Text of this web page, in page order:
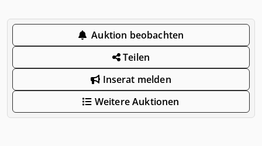
Auktion beobachten
Teilen
Inserat melden
Weitere Auktionen